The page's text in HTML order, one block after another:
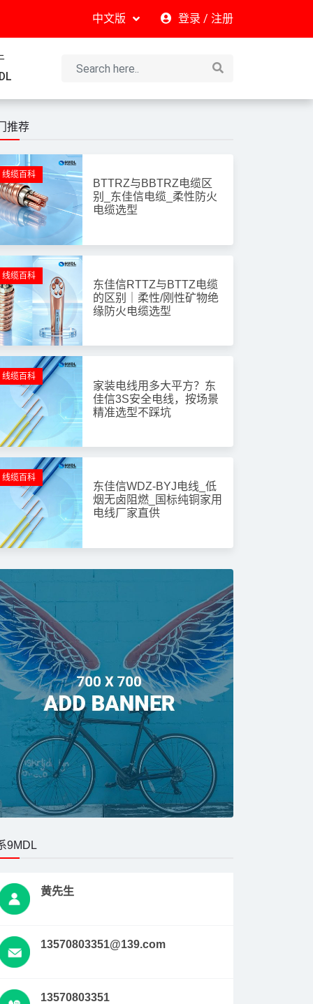
中文版 登录 / 注册
推荐
线缆百科
BTTRZ与BBTRZ电缆区
别_东佳信电缆_柔性防火
电缆选型
线缆百科
东佳信RTTZ与BTTZ电缆
的区别｜柔性/刚性矿物绝
缘防火电缆选型
线缆百科
家装电线用多大平方？东
佳信3S安全电线，按场景
精准选型不踩坑
线缆百科
东佳信WDZ-BYJ电线_低
烟无卤阻燃_国标纯铜家用
电线厂家直供
9MDL
黄先生
13570803351@139.com
13570803351